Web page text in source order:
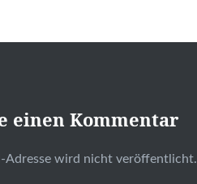
einen Kommentar
Adresse wird nicht veröffentlicht.